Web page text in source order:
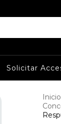
Solicitar
Inicio